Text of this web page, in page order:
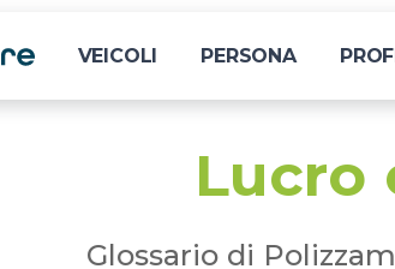
VEICOLI PERSONA
Lucro
Glossario di